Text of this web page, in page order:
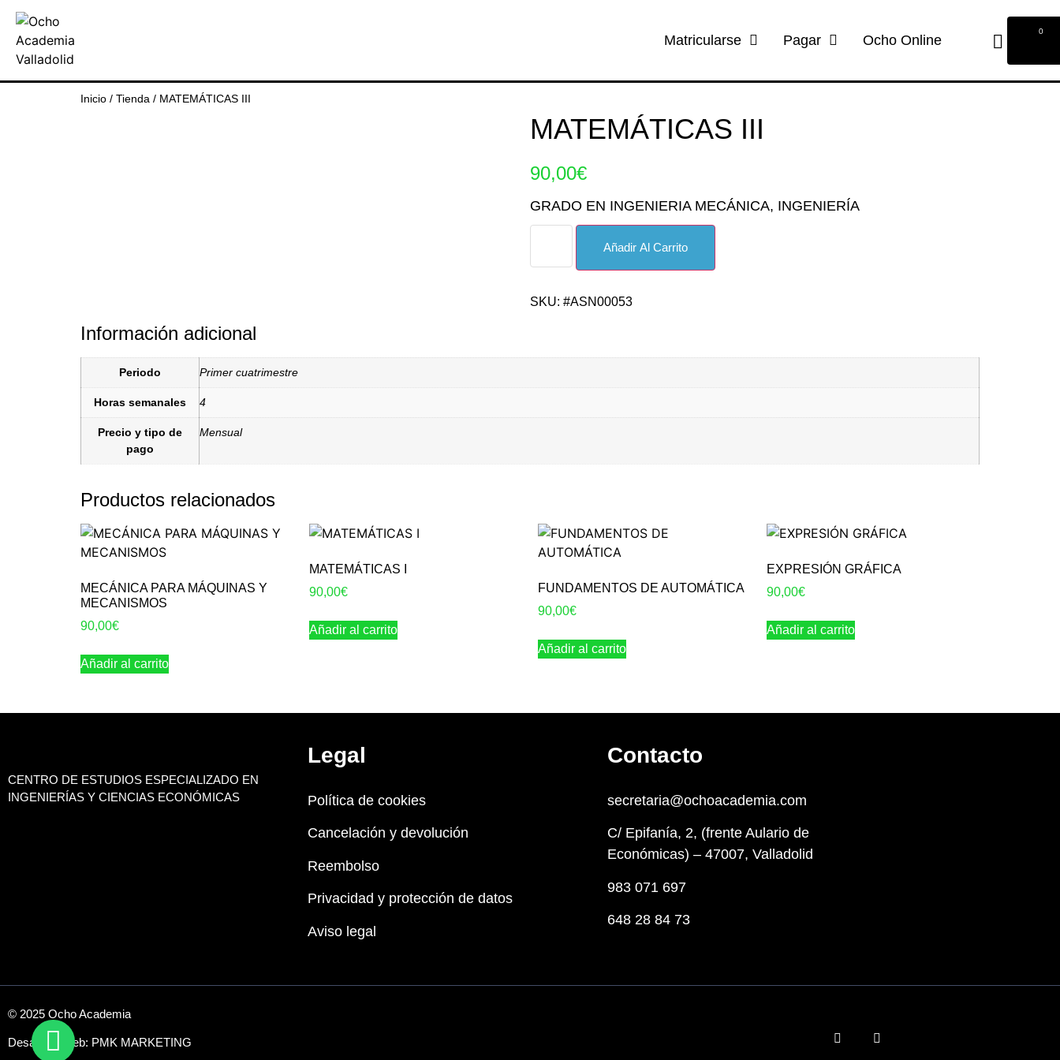
Matricularse Pagar Ocho Online
0
Inicio / Tienda / MATEMÁTICAS III
MATEMÁTICAS III
90,00€
GRADO EN INGENIERIA MECÁNICA, INGENIERÍA
Añadir Al Carrito
SKU: #ASN00053
Información adicional
Periodo Primer cuatrimestre
Horas semanales 4
Precio y tipo de
pago
Mensual
Productos relacionados
MECÁNICA PARA MÁQUINAS Y
MECANISMOS
90,00€
Añadir al carrito
MATEMÁTICAS I
90,00€
Añadir al carrito
FUNDAMENTOS DE AUTOMÁTICA
90,00€
Añadir al carrito
EXPRESIÓN GRÁFICA
90,00€
Añadir al carrito
CENTRO DE ESTUDIOS ESPECIALIZADO EN
INGENIERÍAS Y CIENCIAS ECONÓMICAS
Legal
Política de cookies
Cancelación y devolución
Reembolso
Privacidad y protección de datos
Aviso legal
Contacto
secretaria@ochoacademia.com
C/ Epifanía, 2, (frente Aulario de
Económicas) – 47007, Valladolid
983 071 697
648 28 84 73
© 2025 Ocho Academia
Desarrollo web: PMK MARKETING